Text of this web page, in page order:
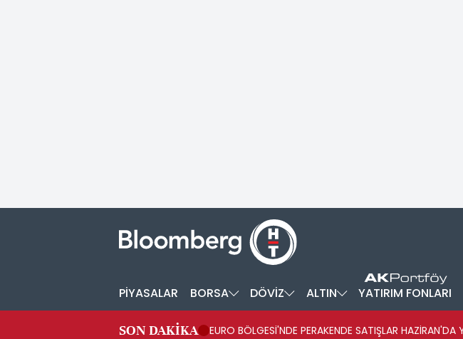
PİYASALAR BORSA DÖVİZ ALTIN YATIRIM FONLARI
SON DAKİKA
EURO BÖLGESİ'NDE PERAKENDE SATIŞLAR